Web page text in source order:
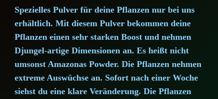
Spezielles Pulver für deine Pflanzen nur bei uns
erhältlich. Mit diesem Pulver bekommen deine
Pflanzen einen sehr starken Boost und nehmen
Djungel-artige Dimensionen an. Es heißt nicht
umsonst Amazonas Powder. Die Pflanzen nehmen
extreme Auswüchse an. Sofort nach einer Woche
siehst du eine klare Veränderung. Die Pflanzen